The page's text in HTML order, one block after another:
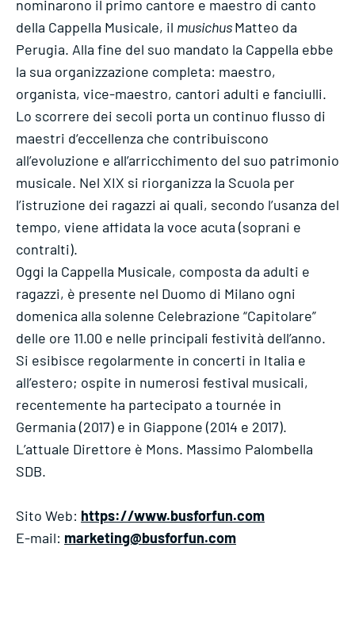
nominarono il primo cantore e maestro di canto
della Cappella Musicale, il musichusMatteo da
Perugia. Alla fine del suo mandato la Cappella ebbe
la sua organizzazione completa: maestro,
organista, vice-maestro, cantori adulti e fanciulli.
Lo scorrere dei secoli porta un continuo flusso di
maestri d‘eccellenza che contribuiscono
all’evoluzione e all’arricchimento del suo patrimonio
musicale. Nel XIX si riorganizza la Scuola per
l’istruzione dei ragazzi ai quali, secondo l’usanza del
tempo, viene affidata la voce acuta (soprani e
contralti).
Oggi la Cappella Musicale, composta da adulti e
ragazzi, è presente nel Duomo di Milano ogni
domenica alla solenne Celebrazione “Capitolare”
delle ore 11.00 e nelle principali festività dell’anno.
Si esibisce regolarmente in concerti in Italia e
all’estero; ospite in numerosi festival musicali,
recentemente ha partecipato a tournée in
Germania (2017) e in Giappone (2014 e 2017).
L’attuale Direttore è Mons. Massimo Palombella
SDB.
Sito Web: https://www.busforfun.com
E-mail: marketing@busforfun.com